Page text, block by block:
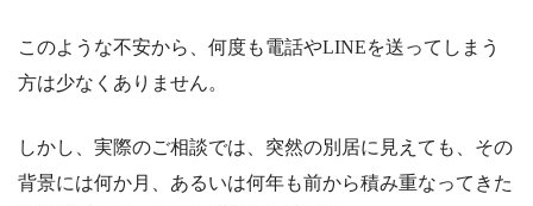
このような不安から、何度も電話やLINEを送ってしまう
方は少なくありません。
しかし、実際のご相談では、突然の別居に見えても、その
背景には何か月、あるいは何年も前から積み重なってきた